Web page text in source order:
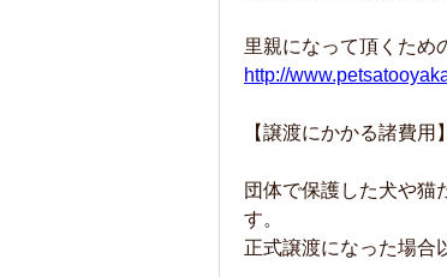
里親になって頂くため
http://
【譲渡にかかる諸費用】
団体で保護した犬や猫
す。
正式譲渡になった場